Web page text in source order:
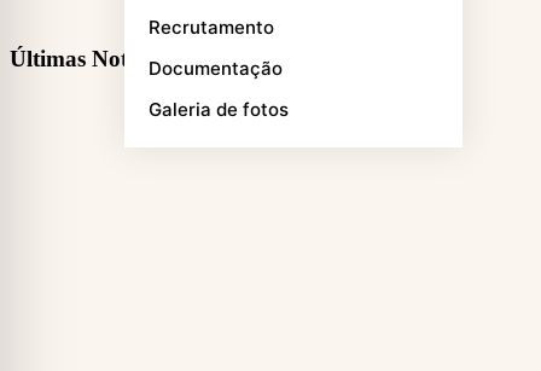
Recrutamento
Documentação
Galeria de fotos
Últimas Notícias